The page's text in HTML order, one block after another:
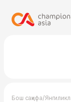
Бош саҳифа/